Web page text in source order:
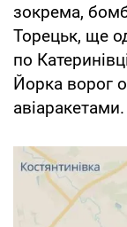
зокрема,
Торецьк, ще
по
Йорка ворог
авіаракетами.